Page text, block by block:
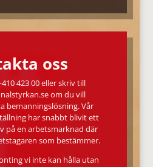
oss
410 423 00 eller skriv till
om du vill
bemanningslösning. Vår
har snabbt blivit ett
på en arbetsmarknad där
som bestämmer.
vi inte kan hålla utan